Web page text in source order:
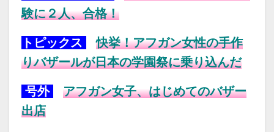
験に２人、合格！
トピックス
快挙！アフガン女性の手作
りバザールが日本の学園祭に乗り込んだ
号外
アフガン女子、はじめてのバザー
出店